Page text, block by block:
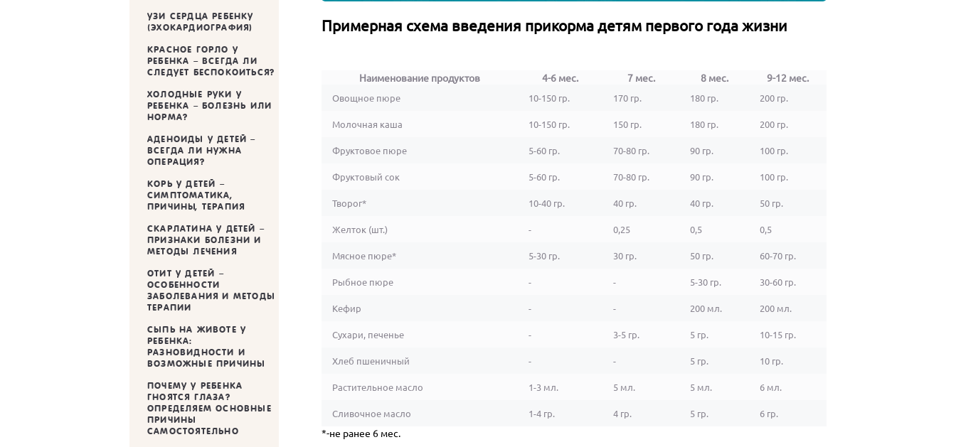
УЗИ СЕРДЦА РЕБЕНКУ
(ЭХОКАРДИОГРАФИЯ)
КРАСНОЕ ГОРЛО У
РЕБЕНКА – ВСЕГДА ЛИ
СЛЕДУЕТ БЕСПОКОИТЬСЯ?
ХОЛОДНЫЕ РУКИ У
РЕБЕНКА – БОЛЕЗНЬ ИЛИ
НОРМА?
АДЕНОИДЫ У ДЕТЕЙ –
ВСЕГДА ЛИ НУЖНА
ОПЕРАЦИЯ?
КОРЬ У ДЕТЕЙ –
СИМПТОМАТИКА,
ПРИЧИНЫ, ТЕРАПИЯ
СКАРЛАТИНА У ДЕТЕЙ –
ПРИЗНАКИ БОЛЕЗНИ И
МЕТОДЫ ЛЕЧЕНИЯ
ОТИТ У ДЕТЕЙ –
ОСОБЕННОСТИ
ЗАБОЛЕВАНИЯ И МЕТОДЫ
ТЕРАПИИ
СЫПЬ НА ЖИВОТЕ У
РЕБЕНКА:
РАЗНОВИДНОСТИ И
ВОЗМОЖНЫЕ ПРИЧИНЫ
ПОЧЕМУ У РЕБЕНКА
ГНОЯТСЯ ГЛАЗА?
ОПРЕДЕЛЯЕМ ОСНОВНЫЕ
ПРИЧИНЫ
САМОСТОЯТЕЛЬНО
Примерная схема введения прикорма детям первого года жизни
Наименование продуктов 4-6 мес. 7 мес. 8 мес. 9-12 мес.
Овощное пюре 10-150 гр. 170 гр. 180 гр. 200 гр.
Молочная каша 10-150 гр. 150 гр. 180 гр. 200 гр.
Фруктовое пюре 5-60 гр. 70-80 гр. 90 гр. 100 гр.
Фруктовый сок 5-60 гр. 70-80 гр. 90 гр. 100 гр.
Творог* 10-40 гр. 40 гр. 40 гр. 50 гр.
Желток (шт.) - 0,25 0,5 0,5
Мясное пюре* 5-30 гр. 30 гр. 50 гр. 60-70 гр.
Рыбное пюре - - 5-30 гр. 30-60 гр.
Кефир - - 200 мл. 200 мл.
Сухари, печенье - 3-5 гр. 5 гр. 10-15 гр.
Хлеб пшеничный - - 5 гр. 10 гр.
Растительное масло 1-3 мл. 5 мл. 5 мл. 6 мл.
Сливочное масло 1-4 гр. 4 гр. 5 гр. 6 гр.
*-не ранее 6 мес.